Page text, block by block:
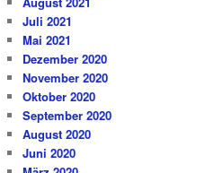
Juli 2021
Mai 2021
Dezember 2020
November 2020
Oktober 2020
September 2020
August 2020
Juni 2020